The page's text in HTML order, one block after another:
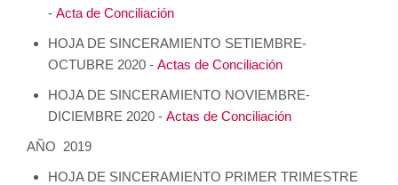
- Acta de Conciliación
HOJA DE SINCERAMIENTO SETIEMBRE-
OCTUBRE 2020 - Actas de Conciliación
HOJA DE SINCERAMIENTO NOVIEMBRE-
DICIEMBRE 2020 - Actas de Conciliación
AÑO 2019
HOJA DE SINCERAMIENTO PRIMER TRIMESTRE